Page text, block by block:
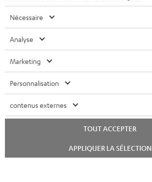
Nécessaire
Analyse
Marketing
Personnalisation
contenus externes
TOUT ACCEPTER
APPLIQUER LA SÉLECTION